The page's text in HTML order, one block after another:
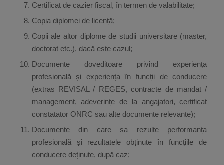
Certificat de cazier fiscal, în termen de valabilitate;
Copia diplomei de licență;
Copii ale altor diplome de studii universitare (master,
doctorat etc.), dacă este cazul;
Documente doveditoare privind experiența
profesională și experiența în funcții de conducere
(extras REVISAL / REGES, contracte de mandat /
management, adeverințe de la angajatori, certificat
constatator ONRC sau alte documente relevante);
Documente din care sa rezulte performanța
profesională și rezultatele obținute în funcțiile de
conducere deținute, după caz;